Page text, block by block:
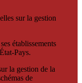
sur la gestion
établissements
Pays.
la gestion de la
de